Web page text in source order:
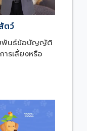
ตว์
มพันธ์ข้อบัญญัติ
ารเลี้ยงหรือ